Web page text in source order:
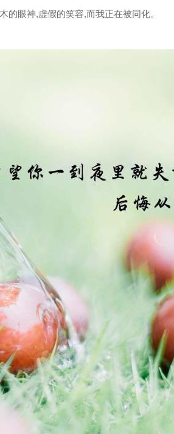
眼神,虚假的笑容,而我正在被同化。